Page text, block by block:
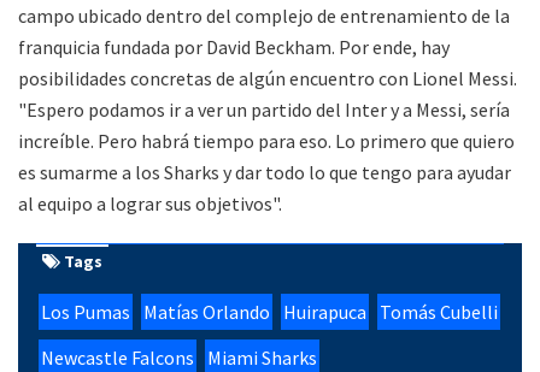
campo ubicado dentro del complejo de entrenamiento de la
franquicia fundada por David Beckham. Por ende, hay
posibilidades concretas de algún encuentro con Lionel Messi.
"Espero podamos ir a ver un partido del Inter y a Messi, sería
increíble. Pero habrá tiempo para eso. Lo primero que quiero
es sumarme a los Sharks y dar todo lo que tengo para ayudar
al equipo a lograr sus objetivos".
Tags
Los Pumas Matías Orlando Huirapuca
Tomás Cubelli
Newcastle Falcons
Miami Sharks